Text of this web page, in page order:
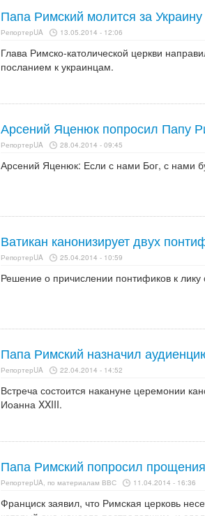
Папа Римский молится за Украину
РепортерUA 13.05.2014 - 12:06
Глава Римско-католической церкви
посланием к украинцам.
Арсений Яценюк попросил Папу
РепортерUA 28.04.2014 - 09:45
Арсений Яценюк: Если с нами Бог, с нами
Ватикан канонизирует двух
РепортерUA 25.04.2014 - 10:59
Решение о причислении понтификов к
Папа Римский назначил
РепортерUA 22.04.2014 - 14:52
Встреча состоится накануне церемонии
Иоанна XXIII.
Папа Римский попросил
РепортерUA, по материалам ВВС 11.04.2014 - 16:36
Франциск заявил, что Римская церковь